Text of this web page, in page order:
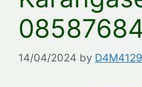
14/04/2024 by